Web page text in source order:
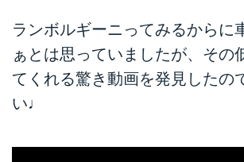
ランボルギーニってみるからに
ぁとは思っていましたが、その
てくれる驚き動画を発見したの
い♩